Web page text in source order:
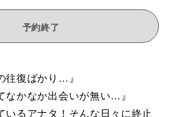
予約終了
往復ばかり…』
なかなか出会いが無い…』
いるアナタ！そんな日々に終止